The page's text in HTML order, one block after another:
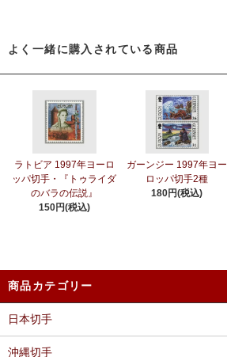
よく一緒に購入されている商品
ラトビア 1997年ヨーロ
ッパ切手・『トゥライダ
のバラの伝説』
150円(税込)
ガーンジー 1997年ヨー
ロッパ切手2種
180円(税込)
商品カテゴリー
日本切手
沖縄切手